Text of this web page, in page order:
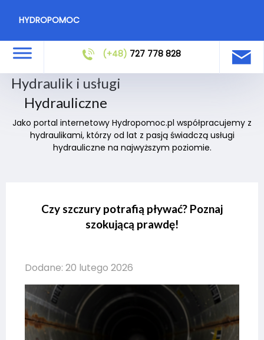
HYDROPOMOC
(+48) 727 778 828
Hydraulik i usługi
Hydrauliczne
Jako portal internetowy Hydropomoc.pl współpracujemy z
hydraulikami, którzy od lat z pasją świadczą usługi
hydrauliczne na najwyższym poziomie.
Czy szczury potrafią pływać? Poznaj
szokującą prawdę!
Dodane: 20 lutego 2026